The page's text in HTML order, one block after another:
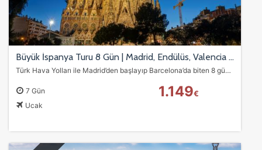
Büyük İspanya Turu 8 Gün | Madrid, Endülüs, Valencia & Barcelona THY Uçuşlu
Türk Hava Yolları ile Madrid’den başlayıp Barcelona’da biten 8 günlük İspanya turu! Toledo, Sevilla, Ronda, Cordoba, Granada (Alhambra), Valencia, Girona ve Figueras…
7 Gün
Ucak
1.149€